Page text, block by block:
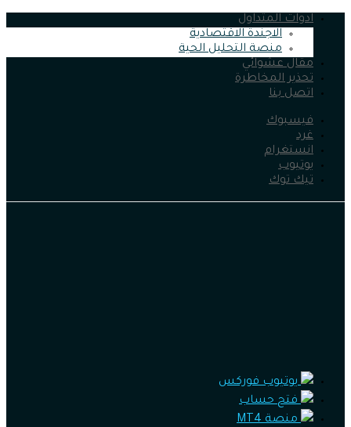
ادوات المتداول
الاجندة الاقتصادية
منصة التحليل الحية
مقال عشوائي
تحذير المخاطرة
اتصل بنا
فيسبوك
غرد
انستغرام
يوتيوب
تيك توك
يوتيوب فوركس
فتح حساب
منصة MT4